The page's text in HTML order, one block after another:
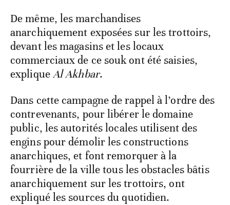
De même, les marchandises
anarchiquement exposées sur les trottoirs,
devant les magasins et les locaux
commerciaux de ce souk ont été saisies,
expliqueAl Akhbar.
Dans cette campagne de rappel à l’ordre des
contrevenants, pour libérer le domaine
public, les autorités locales utilisent des
engins pour démolir les constructions
anarchiques, et font remorquer à la
fourrière de la ville tous les obstacles bâtis
anarchiquement sur les trottoirs, ont
expliqué les sources du quotidien.